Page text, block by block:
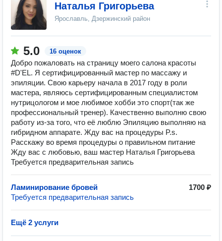
Наталья Григорьева
Ярославль, Дзержинский район
5.0 16 оценок
Добро пожаловать на страницу моего салона красоты
#D'EL. Я сертифицированный мастер по массажу и
эпиляции. Свою карьеру начала в 2017 году в роли
мастера, являюсь сертифицированным специалистом
нутрицологом и мое любимое хобби это спорт(так же
профессиональный тренер). Качественно выполню свою
работу из-за того, что её люблю Эпиляцию выполняю на
гибридном аппарате. Жду вас на процедуры P.s.
Расскажу во время процедуры о правильном питание
Жду вас с любовью, ваш мастер Наталья Григорьева
Требуется предварительная запись
Ламинирование бровей
1700 ₽
Требуется предварительная запись
Ещё 2 услуги